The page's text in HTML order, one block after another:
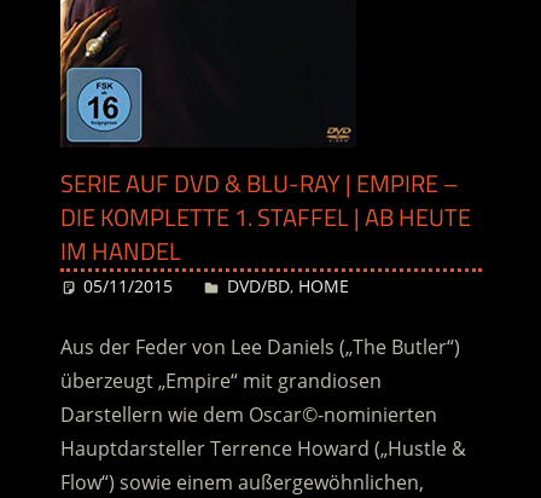
SERIE AUF DVD & BLU-RAY | EMPIRE –
DIE KOMPLETTE 1. STAFFEL | AB HEUTE
IM HANDEL
05/11/2015 Desiree
DVD/BD, HOME
Aus der Feder von Lee Daniels („The Butler“)
überzeugt „Empire“ mit grandiosen
Darstellern wie dem Oscar©-nominierten
Hauptdarsteller Terrence Howard („Hustle &
Flow“) sowie einem außergewöhnlichen,